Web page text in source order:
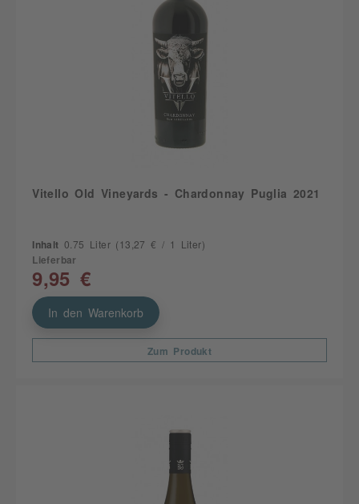
Vitello Old Vineyards - Chardonnay Puglia 2021
Inhalt 0.75 Liter (13,27 € / 1 Liter)
Lieferbar
9,95 €
In den Warenkorb
Zum Produkt